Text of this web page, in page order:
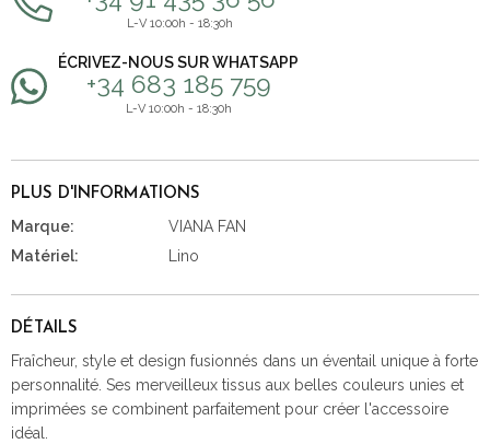
L-V 10:00h - 18:30h
ÉCRIVEZ-NOUS SUR WHATSAPP
+34 683 185 759
L-V 10:00h - 18:30h
PLUS D'INFORMATIONS
Marque:
VIANA FAN
Matériel:
Lino
DÉTAILS
Fraîcheur, style et design fusionnés dans un éventail unique à forte
personnalité. Ses merveilleux tissus aux belles couleurs unies et
imprimées se combinent parfaitement pour créer l'accessoire
idéal.